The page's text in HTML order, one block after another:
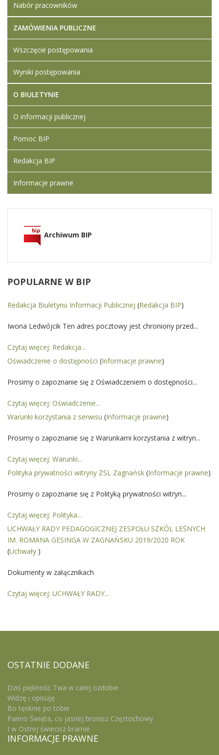
Nabór pracowników
ZAMÓWIENIA PUBLICZNE
Wszczęcie postępowania
Wyniki postępowania
O BIULETYNIE
O informacji publicznej
Pomoc BIP
Redakcja BIP
Informacje prawne
Archiwum BIP
POPULARNE W BIP
Redakcja Biuletynu Informacji Publicznej (Redakcja BIP)
Iwona Ledwójcik Ten adres pocztowy jest chroniony przed...
Czytaj więcej: Redakcja...
Oświadczenie o dostępności (Informacje prawne)
Prosimy o zapoznanie się z Oświadczeniem o dostępności...
Czytaj więcej: Oświadczenie...
Warunki korzystania z serwisu (Informacje prawne)
Prosimy o zapoznanie się z Warunkami korzystania z witryn...
Czytaj więcej: Warunki...
Polityka prywatności witryny ZSL Zagnańsk (Informacje prawne)
Prosimy o zapoznanie się z Polityką prywatności witryn...
Czytaj więcej: Polityka...
UCHWAŁY RADY PEDAGOGICZNEJ ZESPOŁU SZKÓL LEŚNYCH
IM. ROMANA GESINGA W ZAGNAŃSKU 2019/2020 ROK
(Uchwały )
Dokumenty w załącznikach
Czytaj więcej: UCHWAŁY RADY...
OSTATNIE DODANE
Dziś piękność Twa w całej ozdobie
Widzę i opisuję
Bo tęsknie po tobie
Panno Święta, co jasnej bronisz Częstochowy
I w Ostrej świecisz bramie
INFORMACJE PRAWNE